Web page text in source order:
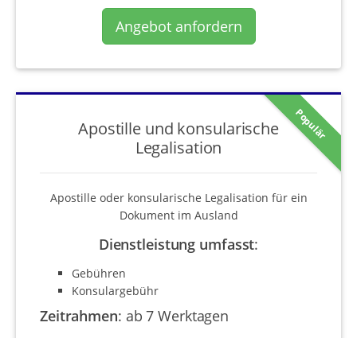
Angebot anfordern
Populär
Apostille und konsularische
Legalisation
Apostille oder konsularische Legalisation für ein
Dokument im Ausland
Dienstleistung umfasst:
Gebühren
Konsulargebühr
Zeitrahmen: ab 7 Werktagen